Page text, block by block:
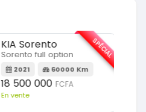
KIA Sorento
Sorento full option
2021 60000 Km
18 500 000FCFA
En vente
SPÉCIAL